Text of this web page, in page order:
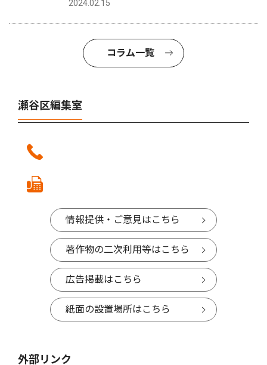
2024.02.15
コラム一覧
瀬谷区編集室
情報提供・ご意見はこちら
著作物の二次利用等はこちら
広告掲載はこちら
紙面の設置場所はこちら
外部リンク